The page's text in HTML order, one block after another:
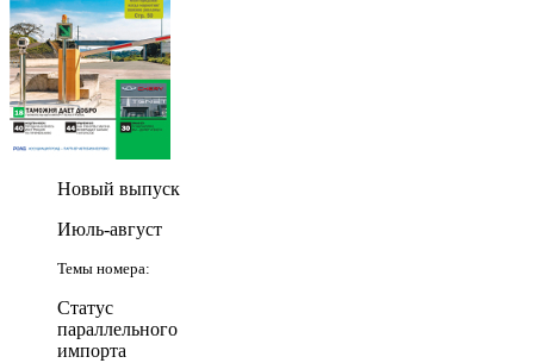
Новый выпуск
Июль-август
Темы номера:
Статус
параллельного
импорта